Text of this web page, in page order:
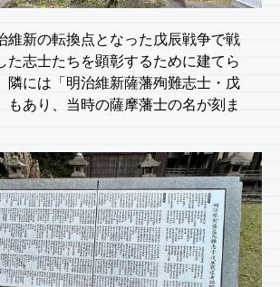
維新の転換点となった戊辰戦争で戦
た志士たちを顕彰するために建てら
隣には「明治維新薩藩殉難志士・戊
もあり、当時の薩摩藩士の名が刻ま